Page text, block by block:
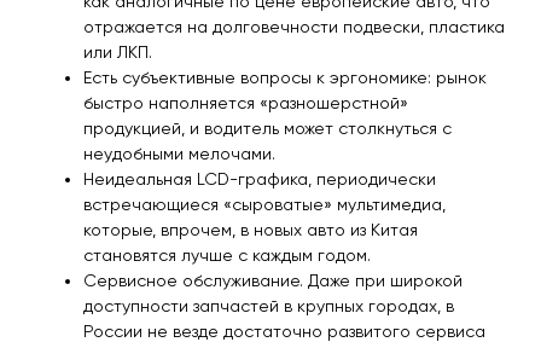
отражается на долговечности подвески, пластика
или ЛКП.
Есть субъективные вопросы к эргономике: рынок
быстро наполняется «разношерстной»
продукцией, и водитель может столкнуться с
неудобными мелочами.
Неидеальная LCD-графика, периодически
встречающиеся «сыроватые» мультимедиа,
которые, впрочем, в новых авто из Китая
становятся лучше с каждым годом.
Сервисное обслуживание. Даже при широкой
доступности запчастей в крупных городах, в
России не везде достаточно развитого сервиса